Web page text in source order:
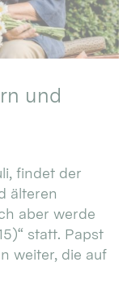
und
findet der
älteren
aber werde
statt. Papst
weiter, die auf